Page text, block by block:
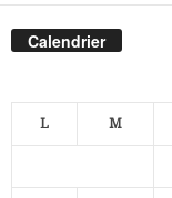
Calendrier
L M